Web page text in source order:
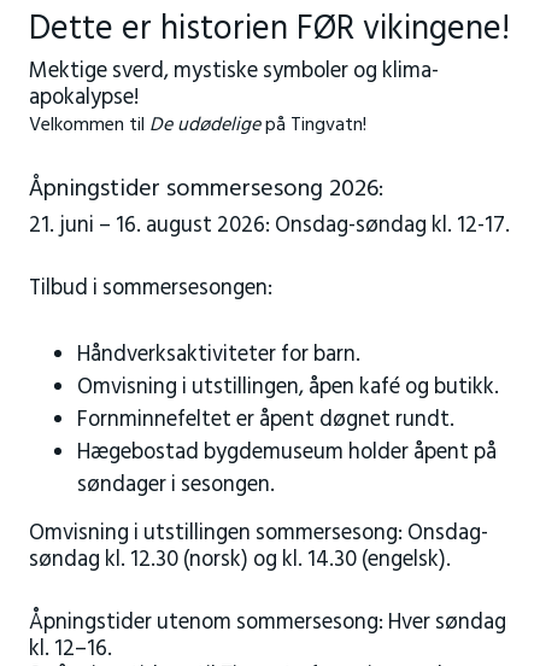
Dette er historien FØR vikingene!
Mektige sverd, mystiske symboler og klima-
apokalypse!
Velkommen til De udødeligepå Tingvatn!
Åpningstider sommersesong 2026:
21. juni – 16. august 2026: Onsdag-søndag kl. 12-17.
Tilbud i sommersesongen:
Håndverksaktiviteter for barn.
Omvisning i utstillingen, åpen kafé og butikk.
Fornminnefeltet er åpent døgnet rundt.
Hægebostad bygdemuseum holder åpent på
søndager i sesongen.
Omvisning i utstillingen sommersesong: Onsdag-
søndag kl. 12.30 (norsk) og kl. 14.30 (engelsk).
Åpningstider utenom sommersesong: Hver søndag
kl. 12–16.